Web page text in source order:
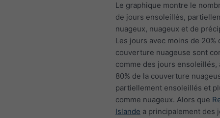
Le graphique montre le
de jours ensoleillés,
nuageux, nuageux et de
Les jours avec moins de 20%
couverture nuageuse sont
comme des jours ensoleillés,
80% de la couverture
partiellement ensoleillés et
comme nuageux. Alors que
Islande a principalement des